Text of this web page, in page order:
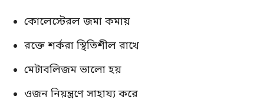
কোলেস্টেরল জমা কমায়
রক্তে শর্করা স্থিতিশীল রাখে
মেটাবলিজম ভালো হয়
ওজন নিয়ন্ত্রণে সাহায্য করে